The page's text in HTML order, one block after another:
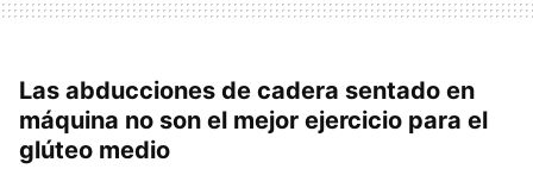
Las abducciones de cadera sentado en
máquina no son el mejor ejercicio para el
glúteo medio